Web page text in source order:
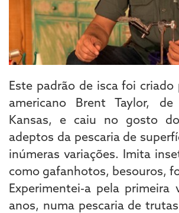
Este padrão de isca foi criado
americano Brent Taylor, de
Kansas, e caiu no gosto
adeptos da pescaria de
inúmeras variações. Imita
como gafanhotos, besouros,
Experimentei-a pela primeira
anos, numa pescaria de